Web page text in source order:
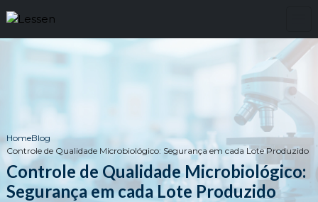
HomeBlog
Controle de Qualidade Microbiológico: Segurança em cada Lote Produzido
Controle de Qualidade Microbiológico:
Segurança em cada Lote Produzido